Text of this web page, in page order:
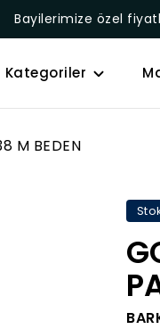
Bayilerimize özel
Kategoriler
M BEDEN